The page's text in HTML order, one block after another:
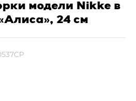
модели Nikke в
24 см